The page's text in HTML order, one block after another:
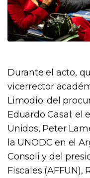
Durante el acto,
vicerrector
Limodio; del
Eduardo Casal; el
Unidos, Peter
la UNODC en el
Consoli y del
Fiscales (AFFUN),